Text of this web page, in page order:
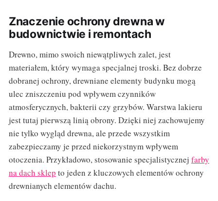
Znaczenie ochrony drewna w
budownictwie i remontach
Drewno, mimo swoich niewątpliwych zalet, jest
materiałem, który wymaga specjalnej troski. Bez dobrze
dobranej ochrony, drewniane elementy budynku mogą
ulec zniszczeniu pod wpływem czynników
atmosferycznych, bakterii czy grzybów. Warstwa lakieru
jest tutaj pierwszą linią obrony. Dzięki niej zachowujemy
nie tylko wygląd drewna, ale przede wszystkim
zabezpieczamy je przed niekorzystnym wpływem
otoczenia. Przykładowo, stosowanie specjalistycznej farby
na dach sklep to jeden z kluczowych elementów ochrony
drewnianych elementów dachu.